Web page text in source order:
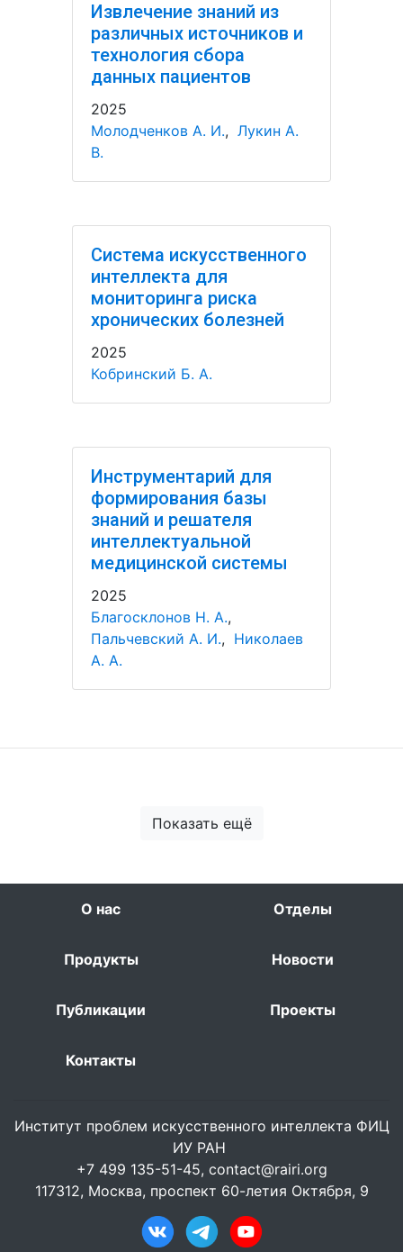
Извлечение знаний из
различных источников и
технология сбора
данных пациентов
2025
Молодченков А. И., Лукин А.
В.
Система искусственного
интеллекта для
мониторинга риска
хронических болезней
2025
Кобринский Б. А.
Инструментарий для
формирования базы
знаний и решателя
интеллектуальной
медицинской системы
2025
Благосклонов Н. А.,
Пальчевский А. И., Николаев
А. А.
Показать ещё
О нас Отделы
Продукты Новости
Публикации Проекты
Контакты
Институт проблем искусственного интеллекта ФИЦ
ИУ РАН
+7 499 135-51-45, contact@rairi.org
117312, Москва, проспект 60-летия Октября, 9